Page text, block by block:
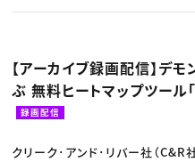
業界解説・キャリア事情
映像クリエイター
C＆R Magazine
ニュース・トレンド
Web
映像
ゲーム・エンタメ
広告
出版
【アーカイブ録画配信】デ
ぶ 無料ヒートマップツー
録画配信
クリーク･アンド･リバー社（C&R